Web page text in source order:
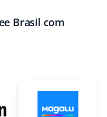
Brasil com